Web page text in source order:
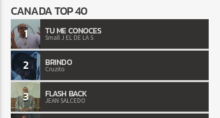
CANADA TOP 40
1 TU ME CONOCES
Small J EL DE LA S
2 BRINDO
Cruzito
3 FLASH BACK
JEAN SALCEDO